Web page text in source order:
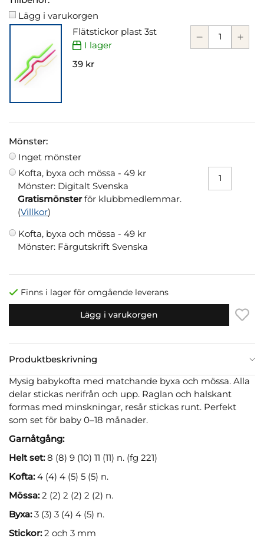
Lägg i varukorgen
Flätstickor plast 3st
I lager
39 kr
Mönster:
Inget mönster
Kofta, byxa och mössa - 49 kr
Mönster: Digitalt Svenska
Gratismönsterför klubbmedlemmar.
(Villkor)
Kofta, byxa och mössa - 49 kr
Mönster: Färgutskrift Svenska
Finns i lager för omgående leverans
Lägg i varukorgen
Produktbeskrivning
Mysig babykofta med matchande byxa och mössa. Alla
delar stickas nerifrån och upp. Raglan och halskant
formas med minskningar, resår stickas runt. Perfekt
som set för baby 0–18 månader.
Garnåtgång:
Helt set:8 (8) 9 (10) 11 (11) n. (fg 221)
Kofta:4 (4) 4 (5) 5 (5) n.
Mössa:2 (2) 2 (2) 2 (2) n.
Byxa:3 (3) 3 (4) 4 (5) n.
Stickor:2 och 3 mm